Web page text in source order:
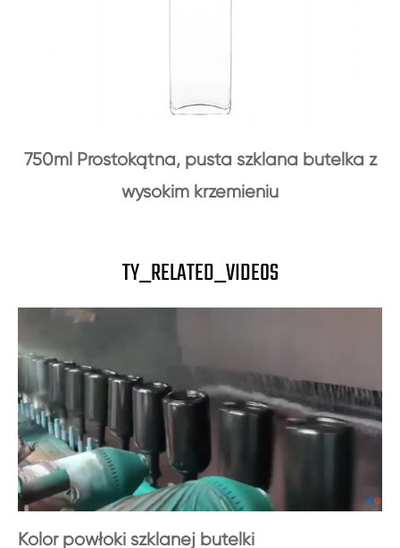
750ml Prostokątna, pusta szklana butelka z
wysokim krzemieniu
TY_RELATED_VIDEOS
Kolor powłoki szklanej butelki